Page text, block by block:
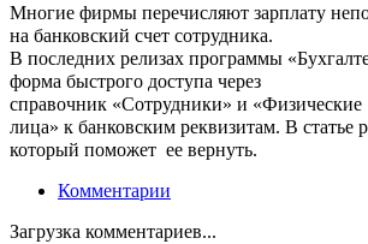
Многие фирмы перечисляют зарплату
на банковский счет сотрудника.
В последних релизах программы
форма быстрого доступа через
справочник «Сотрудники» и «Физические
лица» к банковским реквизитам. В статье
который поможет ее вернуть.
Комментарии
Загрузка комментариев...